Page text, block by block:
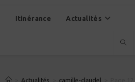
Itinérance Actualités
Actualités camille-claudel